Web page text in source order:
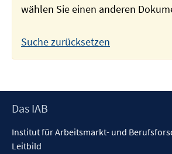
wählen Sie einen anderen
Suche zurücksetzen
Footer
Das IAB
Institut für Arbeitsmarkt- und
Leitbild